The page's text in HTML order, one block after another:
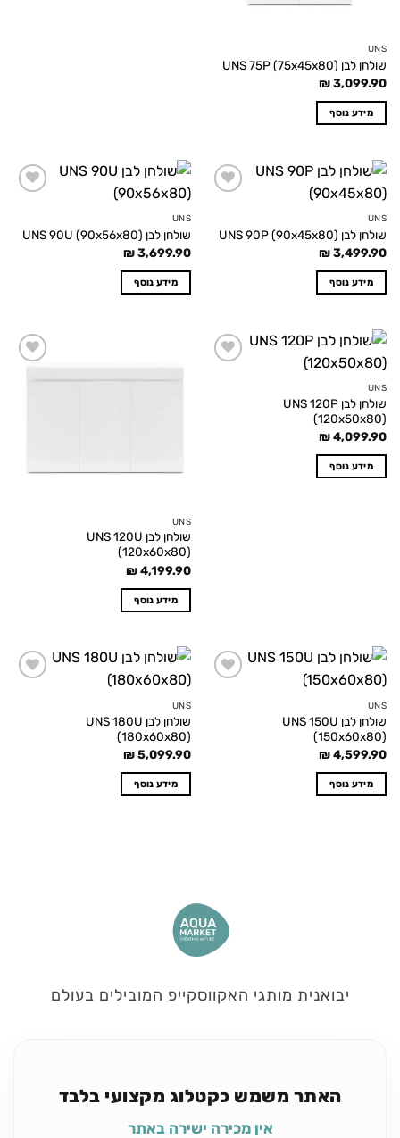
UNS
שולחן לבן UNS 75P (75x45x80)
₪3,099.90
מידע נוסף
UNS
שולחן לבן UNS 90P (90x45x80)
₪3,499.90
מידע נוסף
UNS
שולחן לבן UNS 90U (90x56x80)
₪3,699.90
מידע נוסף
UNS
שולחן לבן UNS 120P
(120x50x80)
₪4,099.90
מידע נוסף
UNS
שולחן לבן UNS 120U
(120x60x80)
₪4,199.90
מידע נוסף
UNS
שולחן לבן UNS 150U
(150x60x80)
₪4,599.90
מידע נוסף
UNS
שולחן לבן UNS 180U
(180x60x80)
₪5,099.90
מידע נוסף
יבואנית מותגי האקווסקייפ המובילים בעולם
האתר משמש כקטלוג מקצועי בלבד
אין מכירה ישירה באתר